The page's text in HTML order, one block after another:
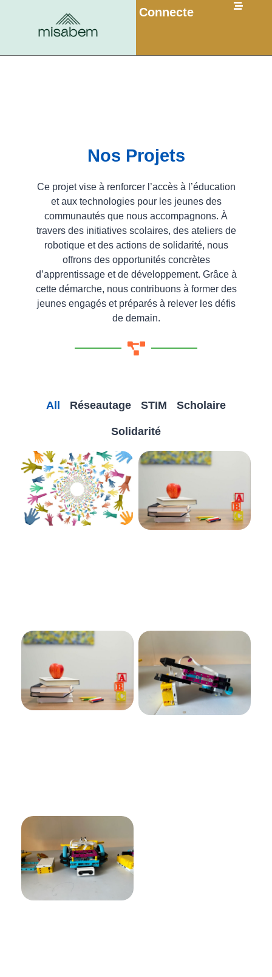
Connecte
Nos Projets
Ce projet vise à renforcer l’accès à l’éducation
et aux technologies pour les jeunes des
communautés que nous accompagnons. À
travers des initiatives scolaires, des ateliers de
robotique et des actions de solidarité, nous
offrons des opportunités concrètes
d’apprentissage et de développement. Grâce à
cette démarche, nous contribuons à former des
jeunes engagés et préparés à relever les défis
de demain.
All Réseautage STIM Scholaire
Solidarité